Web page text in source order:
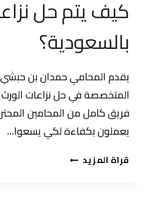
كيف يتم حل
بالسعودية؟
يقدم المحامي حمدان بن
المتخصصة في حل نزاعات الورث
فريق كامل من المحامين
يعملون بكفاءة لكي يسعوا…
قراة المزيد كيف